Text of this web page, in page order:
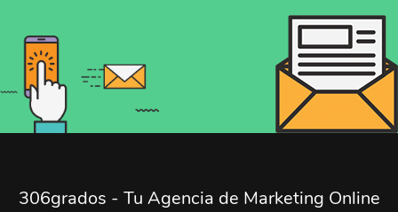
306grados - Tu Agencia de Marketing Online